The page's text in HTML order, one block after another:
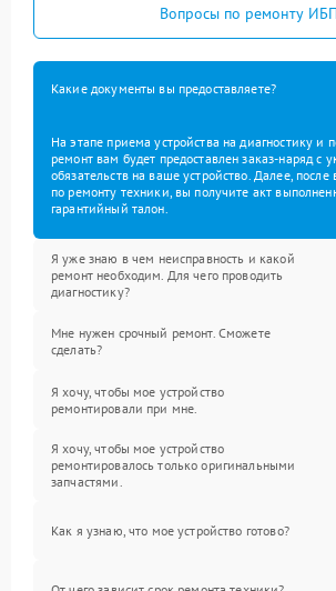
Вопросы по ремонту ИБП
Какие документы вы предоставляете?
На этапе приема устройства на диагностику и
ремонт вам будет предоставлен заказ-наряд с
обязательств на ваше устройство. Далее,
по ремонту техники, вы получите акт
гарантийный талон.
Я уже знаю в чем неисправность и какой
ремонт необходим. Для чего проводить
диагностику?
Мне нужен срочный ремонт. Сможете
сделать?
Я хочу, чтобы мое устройство
ремонтировали при мне.
Я хочу, чтобы мое устройство
ремонтировалось только оригинальными
запчастями.
Как я узнаю, что мое устройство готово?